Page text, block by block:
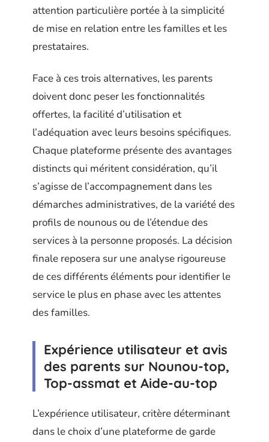
attention particulière portée à la simplicité
de mise en relation entre les familles et les
prestataires.
Face à ces trois alternatives, les parents
doivent donc peser les fonctionnalités
offertes, la facilité d’utilisation et
l’adéquation avec leurs besoins spécifiques.
Chaque plateforme présente des avantages
distincts qui méritent considération, qu’il
s’agisse de l’accompagnement dans les
démarches administratives, de la variété des
profils de nounous ou de l’étendue des
services à la personne proposés. La décision
finale reposera sur une analyse rigoureuse
de ces différents éléments pour identifier le
service le plus en phase avec les attentes
des familles.
Expérience utilisateur et avis
des parents sur Nounou-top,
Top-assmat et Aide-au-top
L’expérience utilisateur, critère déterminant
dans le choix d’une plateforme de garde